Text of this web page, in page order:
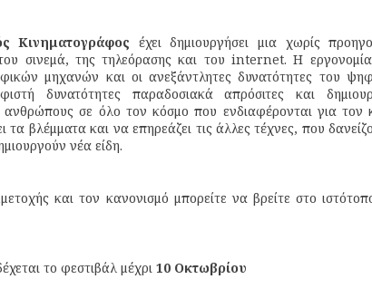
Κινηματογράφος έχει δημιουργήσει μια χωρίς
σινεμά, της τηλεόρασης και του internet. Η
μηχανών και οι ανεξάντλητες δυνατότητες του
δυνατότητες παραδοσιακά απρόσιτες και
ανθρώπους σε όλο τον κόσμο που ενδιαφέρονται για τον
τα βλέμματα και να επηρεάζει τις άλλες τέχνες, που
νέα είδη.
και τον κανονισμό μπορείτε να βρείτε στο
το φεστιβάλ μέχρι 10 Οκτωβρίου